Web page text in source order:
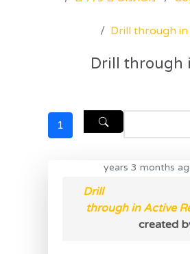
Drill through
Drill through
1
Drill
through in Active
created